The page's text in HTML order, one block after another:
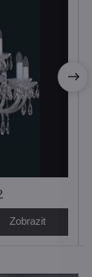
Zobrazit